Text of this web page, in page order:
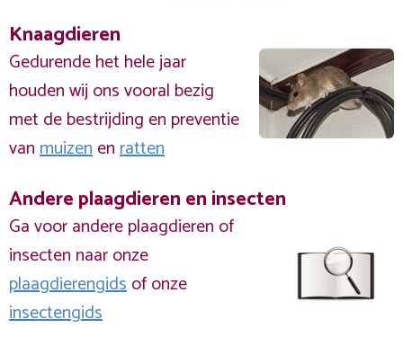
Knaagdieren
Gedurende het hele jaar
houden wij ons vooral bezig
met de bestrijding en preventie
vanmuizenenratten
Andere plaagdieren en insecten
Ga voor andere plaagdieren of
insecten naar onze
plaagdierengidsof onze
insectengids